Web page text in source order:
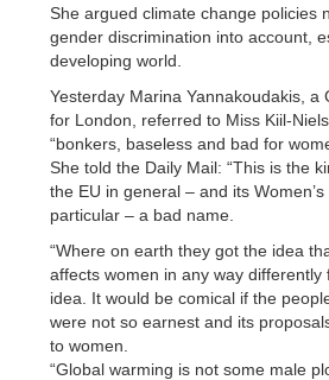
She argued climate change policies
gender discrimination into account,
developing world.
Yesterday Marina Yannakoudakis, a
for London, referred to Miss Kiil-
“bonkers, baseless and bad for
She told the Daily Mail: “This is the
the EU in general – and its
particular – a bad name.
“Where on earth they got the idea
affects women in any way
idea. It would be comical if the
were not so earnest and its
to women.
“Global warming is not some male